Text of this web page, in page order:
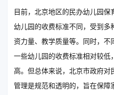
目前，北京地区的民办幼儿园
幼儿园的收费标准不同，受到
资力量、教学质量等。同时，不
一些幼儿园的收费标准相对较
高。但总体来说，北京市政府对
管理是规范和透明的，旨在保障